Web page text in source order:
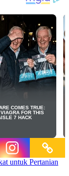
untuk Pertanian